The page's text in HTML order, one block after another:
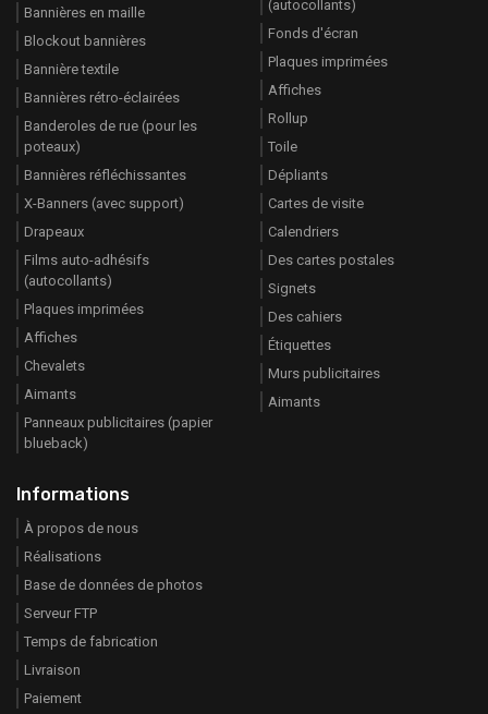
Bannières en maille
Blockout bannières
Bannière textile
Bannières rétro-éclairées
Banderoles de rue (pour les
poteaux)
Bannières réfléchissantes
X-Banners (avec support)
Drapeaux
Films auto-adhésifs
(autocollants)
Plaques imprimées
Affiches
Chevalets
Aimants
Panneaux publicitaires (papier
blueback)
(autocollants)
Fonds d'écran
Plaques imprimées
Affiches
Rollup
Toile
Dépliants
Cartes de visite
Calendriers
Des cartes postales
Signets
Des cahiers
Étiquettes
Murs publicitaires
Aimants
Informations
À propos de nous
Réalisations
Base de données de photos
Serveur FTP
Temps de fabrication
Livraison
Paiement